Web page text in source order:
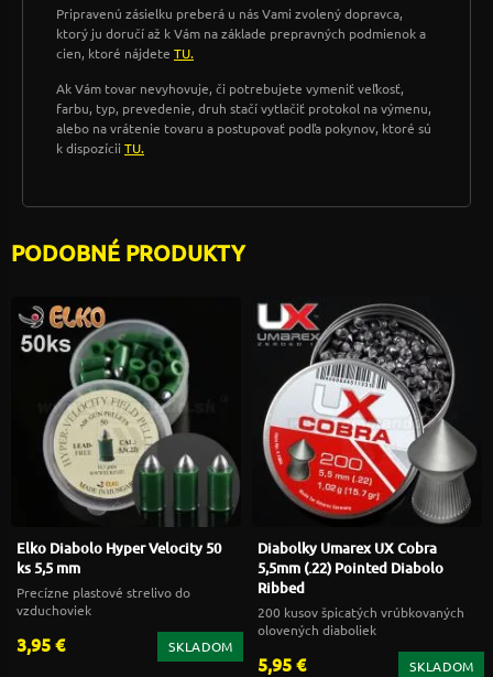
Pripravenú zásielku preberá u nás Vami zvolený dopravca,
ktorý ju doručí až k Vám na základe prepravných podmienok a
cien, ktoré nájdete TU.
Ak Vám tovar nevyhovuje, či potrebujete vymeniť veľkosť,
farbu, typ, prevedenie, druh stačí vytlačiť protokol na výmenu,
alebo na vrátenie tovaru a postupovať podľa pokynov, ktoré sú
k dispozícii TU.
PODOBNÉ PRODUKTY
Elko Diabolo Hyper Velocity 50
ks 5,5 mm
Precízne plastové strelivo do
vzduchoviek
3,95 € SKLADOM
Diabolky Umarex UX Cobra
5,5mm (.22) Pointed Diabolo
Ribbed
200 kusov špicatých vrúbkovaných
olovených diaboliek
5,95 € SKLADOM